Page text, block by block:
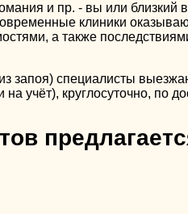
и пр. - вы или
клиники
а также
запоя) специалисты
учёт), круглосуточно, по